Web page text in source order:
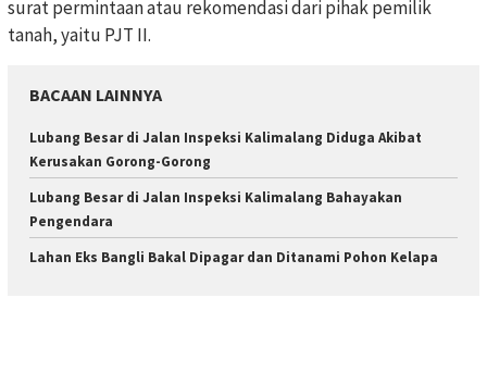
surat permintaan atau rekomendasi dari pihak pemilik
tanah, yaitu PJT II.
BACAAN LAINNYA
Lubang Besar di Jalan Inspeksi Kalimalang Diduga Akibat
Kerusakan Gorong-Gorong
Lubang Besar di Jalan Inspeksi Kalimalang Bahayakan
Pengendara
Lahan Eks Bangli Bakal Dipagar dan Ditanami Pohon Kelapa